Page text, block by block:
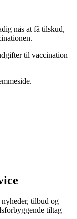
nås at få tilskud,
til vaccination
tilbud og
tiltag –